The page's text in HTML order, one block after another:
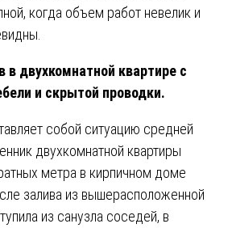
когда объем работ невелик и
в двухкомнатной квартире с
и скрытой проводки.
собой ситуацию средней
двухкомнатной квартиры
метра в кирпичном доме
залива из вышерасположенной
из санузла соседей, в